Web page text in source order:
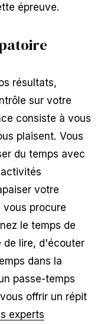
épreuve.
résultats,
sur votre
consiste à vous
plaisent. Vous
du temps avec
votre
vous procure
le temps de
de lire, d'écouter
dans la
passe-temps
offrir un répit
experts